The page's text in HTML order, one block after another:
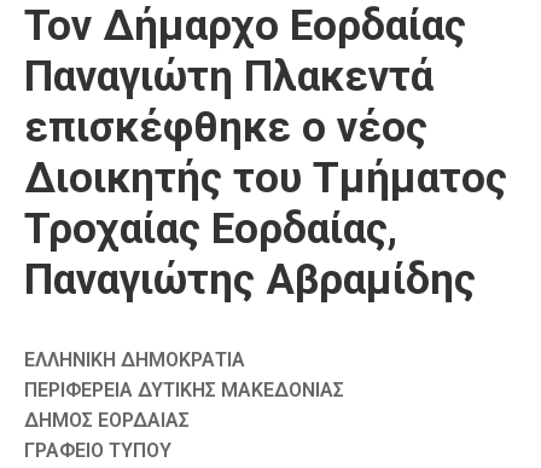
Τον Δήμαρχο Εορδαίας
Παναγιώτη Πλακεντά
επισκέφθηκε ο νέος
Διοικητής του Τμήματος
Τροχαίας Εορδαίας,
Παναγιώτης Αβραμίδης
ΕΛΛΗΝΙΚΗ ΔΗΜΟΚΡΑΤΙΑ
ΠΕΡΙΦΕΡΕΙΑ ΔΥΤΙΚΗΣ ΜΑΚΕΔΟΝΙΑΣ
ΔΗΜΟΣ ΕΟΡΔΑΙΑΣ
ΓΡΑΦΕΙΟ ΤΥΠΟΥ